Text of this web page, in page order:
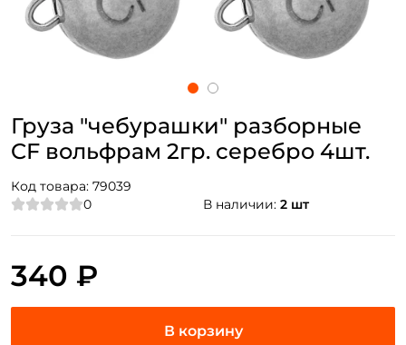
Груза "чебурашки" разборные
CF вольфрам 2гр. серебро 4шт.
Код товара: 79039
0
В наличии: 2 шт
340 ₽